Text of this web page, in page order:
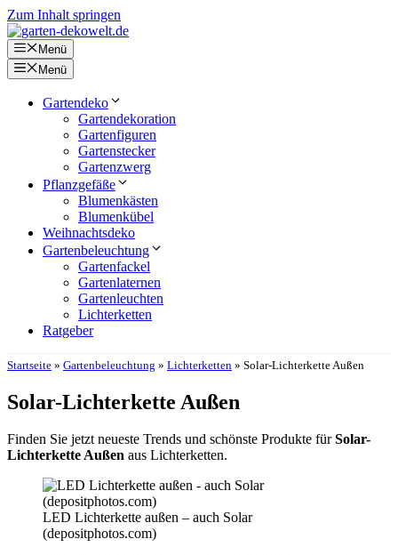
Zum Inhalt springen
Menü
Menü
Gartendeko
Gartendekoration
Gartenfiguren
Gartenstecker
Gartenzwerg
Pflanzgefäße
Blumenkästen
Blumenkübel
Weihnachtsdeko
Gartenbeleuchtung
Gartenfackel
Gartenlaternen
Gartenleuchten
Lichterketten
Ratgeber
Startseite » Gartenbeleuchtung » Lichterketten » Solar-Lichterkette Außen
Solar-Lichterkette Außen
Finden Sie jetzt neueste Trends und schönste Produkte fürSolar-
Lichterkette Außen aus Lichterketten.
LED Lichterkette außen – auch Solar
(depositphotos.com)